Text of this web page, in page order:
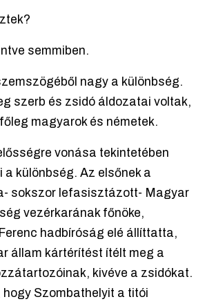
semmiben.
nagy a különbség.
szerb és zsidó áldozatai voltak,
magyarok és németek.
vonása tekintetében
a különbség. Az elsőnek a
sokszor lefasisztázott- Magyar
vezérkarának főnöke,
hadbíróság elé állíttatta,
állam kártérítést ítélt meg a
kivéve a zsidókat.
hogy Szombathelyit a titói